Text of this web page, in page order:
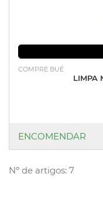
COMPRE BUÉ
LIMPA
ENCOMENDAR
Nº de artigos: 7